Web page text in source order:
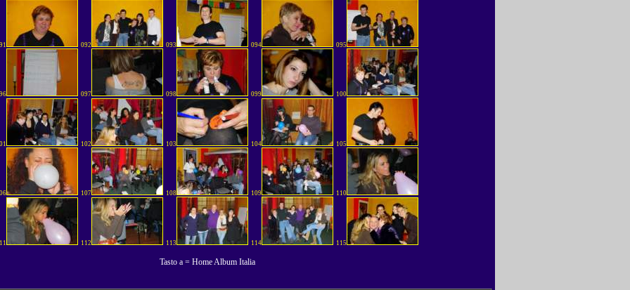
092 093 094 095
097 098 099 100
102 103 104 105
107 108 109 110
112 113 114 115
Tasto a = Home Album Italia